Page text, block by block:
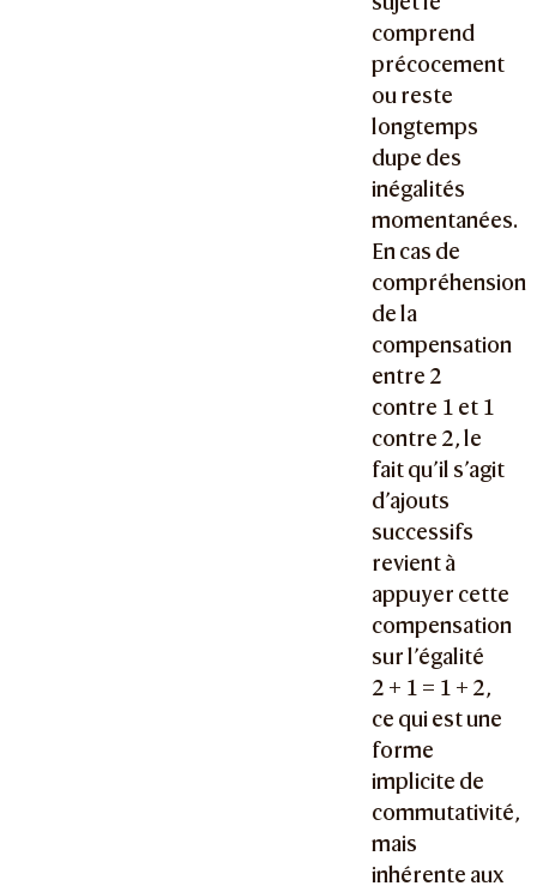
comprend
précocement
ou reste
longtemps
dupe des
inégalités
momentanées.
En cas de
compréhension
de la
compensation
entre 2
contre 1 et 1
contre 2, le
fait qu’il s’agit
d’ajouts
successifs
revient à
appuyer cette
compensation
sur l’égalité
2 + 1 = 1 + 2,
ce qui est une
forme
implicite de
commutativité,
mais
inhérente aux